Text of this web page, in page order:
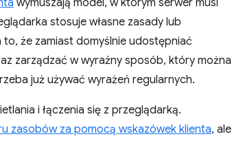
wymuszają model, w którym serwer musi
stosuje własne zasady lub
że zamiast domyślnie udostępniać
zarządzać w wyraźny sposób, który można
już używać wyrażeń regularnych.
i łączenia się z przeglądarką.
zasobów za pomocą wskazówek klienta, ale